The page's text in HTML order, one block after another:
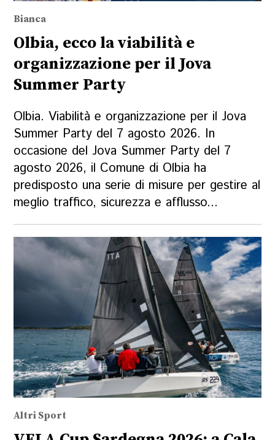
Bianca
Olbia, ecco la viabilità e
organizzazione per il Jova
Summer Party
Olbia. Viabilità e organizzazione per il Jova
Summer Party del 7 agosto 2026. In
occasione del Jova Summer Party del 7
agosto 2026, il Comune di Olbia ha
predisposto una serie di misure per gestire al
meglio traffico, sicurezza e afflusso...
Altri Sport